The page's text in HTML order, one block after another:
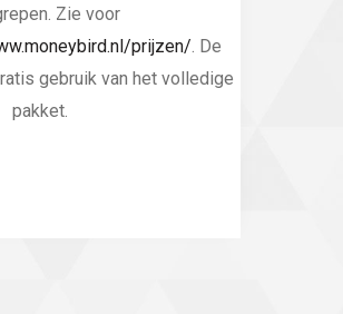
Zie voor
prijzen/. De
gebruik van het volledige
pakket.